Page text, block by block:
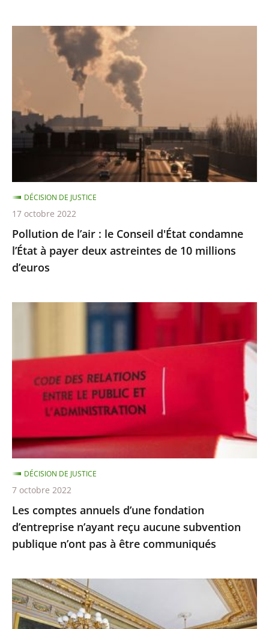
Pollution
Conseil
d'État
condamne
à
payer
deux
astreintes
de
10
d’euros
Pollution de l’air : le Conseil d'État condamne
l’État à payer deux astreintes de 10 millions
d’euros
DÉCISION DE JUSTICE
17 octobre 2022
d’une
fondation
d’entreprise
n’ayant
aucune
subvention
publique
n’ont
pas
à
être
Les comptes annuels d’une fondation
d’entreprise n’ayant reçu aucune subvention
publique n’ont pas à être communiqués
DÉCISION DE JUSTICE
7 octobre 2022
Le
juge
des